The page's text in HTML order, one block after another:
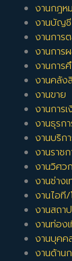
งานกฎห
งานบัญชี
งานการ
งานกา
งานการ
งานคลัง
งานขาย
งานการ
งานธุรก
งานบริก
งานราช
งานวิศว
งานช่าง
งานไอที/
งานสถา
งานท่อง
งานบุค
งานด้าน